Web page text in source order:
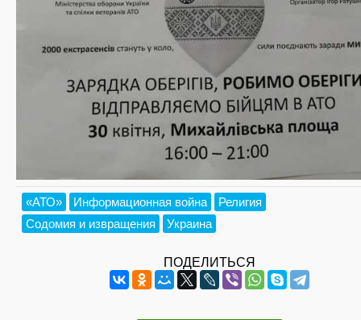
«АТО» Информационная война
Религия
Содомия и извращения
Украина
ПОДЕЛИТЬСЯ